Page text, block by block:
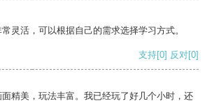
灵活，可以根据自己的需求选择学习方式。
支持[0] 反对[0]
精美，玩法丰富。我已经玩了好几个小时，还